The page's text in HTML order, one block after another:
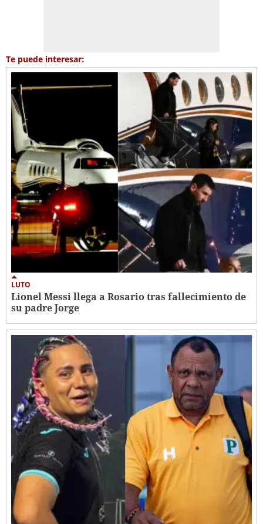
Te puede interesar:
LUTO
Lionel Messi llega a Rosario tras fallecimiento de
su padre Jorge